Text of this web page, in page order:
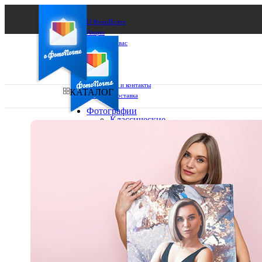
О ФотоПочте
Акции
Сделаем за вас
Бизнесу
FAQ
Франшиза
Поддержка и контакты
Оплата и доставка
КАТАЛОГ
Фотографии
Классические
15х20
20х20
20х30
30х30
30х40
А4
Фото